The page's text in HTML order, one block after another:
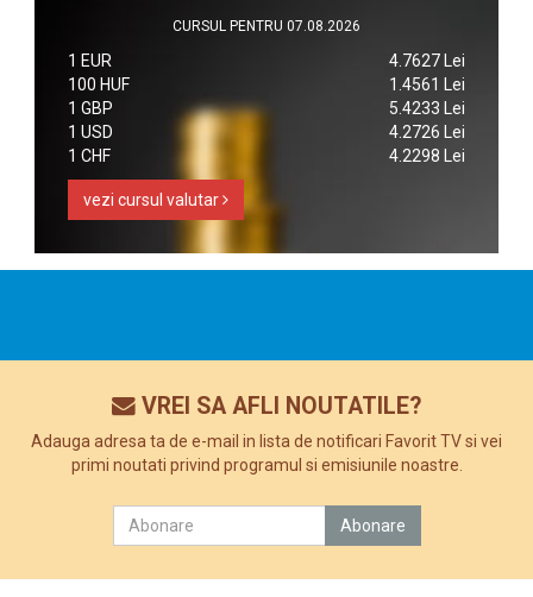
CURSUL PENTRU 07.08.2026
1 EUR
4.7627 Lei
100 HUF
1.4561 Lei
1 GBP
5.4233 Lei
1 USD
4.2726 Lei
1 CHF
4.2298 Lei
vezi cursul valutar
VREI SA AFLI NOUTATILE?
Adauga adresa ta de e-mail in lista de notificari Favorit TV si vei
primi noutati privind programul si emisiunile noastre.